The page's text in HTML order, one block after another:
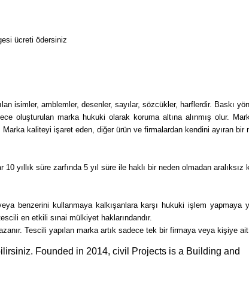
ücreti ödersiniz
isimler, amblemler, desenler, sayılar, sözcükler, harflerdir. Baskı
oluşturulan marka hukuki olarak koruma altına alınmış olur.
kaliteyi işaret eden, diğer ürün ve firmalardan kendini ayıran bir
yıllık süre zarfında 5 yıl süre ile haklı bir neden olmadan aralıksız
benzerini kullanmaya kalkışanlara karşı hukuki işlem
en etkili sınai mülkiyet haklarındandır.
Tescili yapılan marka artık sadece tek bir firmaya veya kişiye
Founded in 2014, civil Projects is a Building and